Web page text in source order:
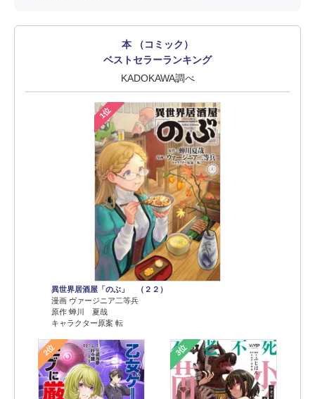
本 （コミック）
ベストセラーランキング
KADOKAWA調べ
1位
異世界居酒屋「のぶ」 （２２）
漫画 ヴァージニア二等兵
原作 蝉川 夏哉
キャラクター原案 転
2位 3位